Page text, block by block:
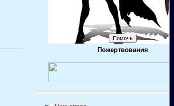
Пожертвования